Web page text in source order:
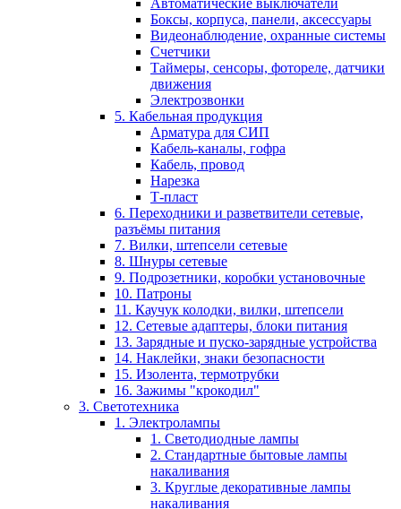
Автоматические выключатели
Боксы, корпуса, панели, аксессуары
Видеонаблюдение, охранные системы
Счетчики
Таймеры, сенсоры, фотореле, датчики
движения
Электрозвонки
5. Кабельная продукция
Арматура для СИП
Кабель-каналы, гофра
Кабель, провод
Нарезка
Т-пласт
6. Переходники и разветвители сетевые,
разъёмы питания
7. Вилки, штепсели сетевые
8. Шнуры сетевые
9. Подрозетники, коробки установочные
10. Патроны
11. Каучук колодки, вилки, штепсели
12. Сетевые адаптеры, блоки питания
13. Зарядные и пуско-зарядные устройства
14. Наклейки, знаки безопасности
15. Изолента, термотрубки
16. Зажимы "крокодил"
3. Светотехника
1. Электролампы
1. Светодиодные лампы
2. Стандартные бытовые лампы
накаливания
3. Круглые декоративные лампы
накаливания